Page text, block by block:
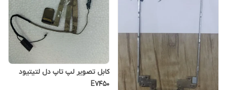
کابل تصویر لپ تاپ دل لتیتیود
E7450